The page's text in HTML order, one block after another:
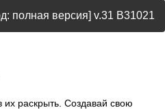
полная версия] v.31 B31021
их раскрыть. Создавай свою